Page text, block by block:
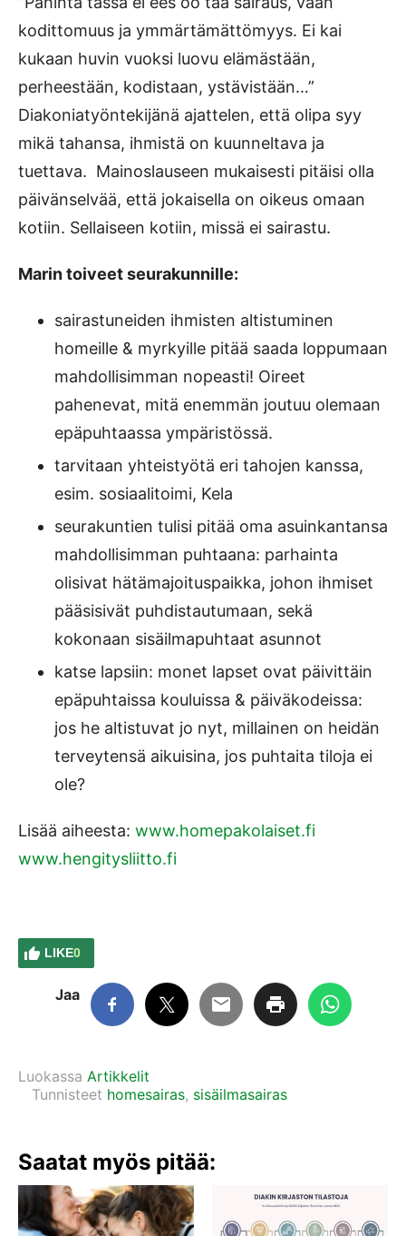
kodittomuus ja ymmärtämättömyys. Ei kai
kukaan huvin vuoksi luovu elämästään,
perheestään, kodistaan, ystävistään…”
Diakoniatyöntekijänä ajattelen, että olipa syy
mikä tahansa, ihmistä on kuunneltava ja
tuettava. Mainoslauseen mukaisesti pitäisi olla
päivänselvää, että jokaisella on oikeus omaan
kotiin. Sellaiseen kotiin, missä ei sairastu.
Marin toiveet seurakunnille:
sairastuneiden ihmisten altistuminen
homeille & myrkyille pitää saada loppumaan
mahdollisimman nopeasti! Oireet
pahenevat, mitä enemmän joutuu olemaan
epäpuhtaassa ympäristössä.
tarvitaan yhteistyötä eri tahojen kanssa,
esim. sosiaalitoimi, Kela
seurakuntien tulisi pitää oma asuinkantansa
mahdollisimman puhtaana: parhainta
olisivat hätämajoituspaikka, johon ihmiset
pääsisivät puhdistautumaan, sekä
kokonaan sisäilmapuhtaat asunnot
katse lapsiin: monet lapset ovat päivittäin
epäpuhtaissa kouluissa & päiväkodeissa:
jos he altistuvat jo nyt, millainen on heidän
terveytensä aikuisina, jos puhtaita tiloja ei
ole?
Lisää aiheesta: www.homepakolaiset.fi
www.hengitysliitto.fi
LIKE0
Jaa
Luokassa Artikkelit
Tunnisteet homesairas, sisäilmasairas
Saatat myös pitää: